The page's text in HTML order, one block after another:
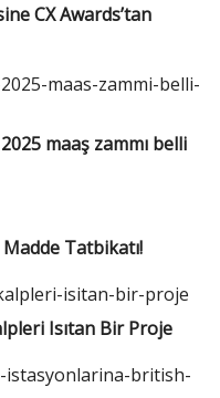
CX Awards’tan
maaş zammı belli
Madde Tatbikatı!
Isıtan Bir Proje